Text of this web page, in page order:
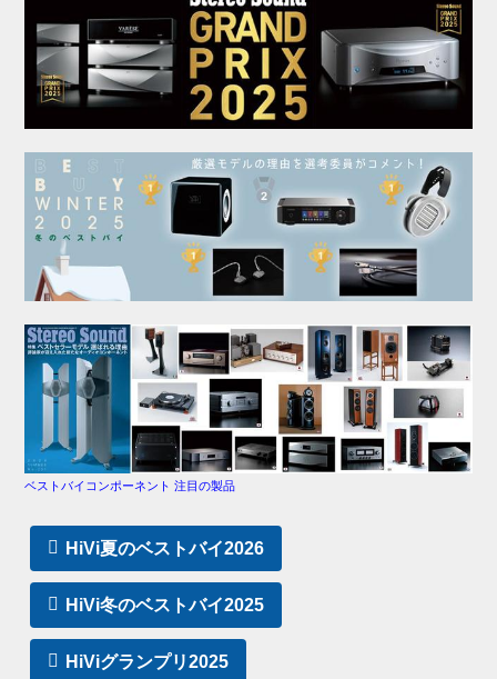
ベストバイコンポーネント 注目の製品
HiVi夏のベストバイ2026
HiVi冬のベストバイ2025
HiViグランプリ2025